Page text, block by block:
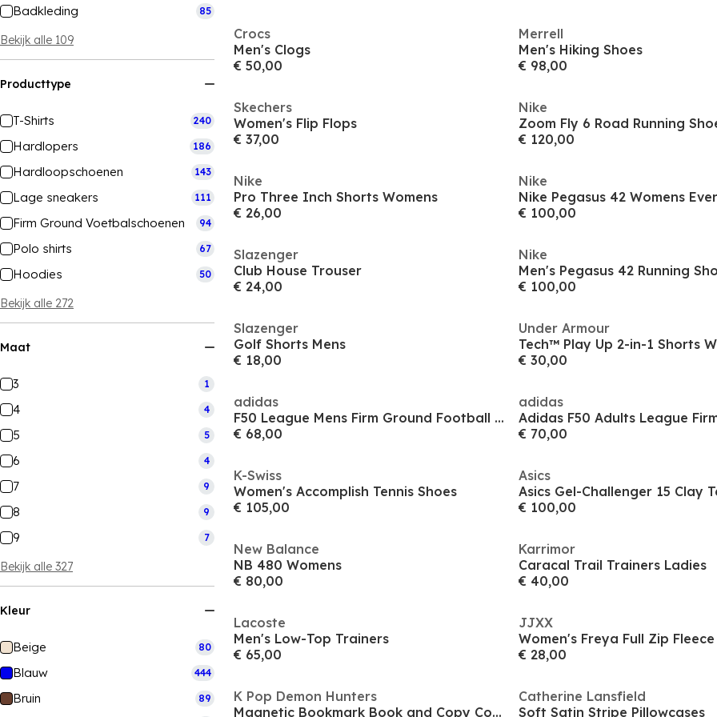
Badkleding 85
Bekijk alle 109
Producttype
T-Shirts 240
Hardlopers 186
Hardloopschoenen 143
Lage sneakers 111
Firm Ground Voetbalschoenen 94
Polo shirts 67
Hoodies 50
Bekijk alle 272
Maat
3 1
4 4
5 5
6 4
7 9
8 9
9 7
Bekijk alle 327
Kleur
Beige 80
Blauw 444
Bruin 89
Crocs
Men's Clogs
€ 50,00
Merrell
Men's Hiking Shoes
€ 98,00
Skechers
Women's Flip Flops
€ 37,00
Nike
Zoom Fly 6 Road Running
€ 120,00
Nike
Pro Three Inch Shorts Womens
€ 26,00
Nike
€ 100,00
Slazenger
Club House Trouser
€ 24,00
Nike
Men's Pegasus 42 Running
€ 100,00
Slazenger
Golf Shorts Mens
€ 18,00
Under Armour
Tech™ Play Up 2-in-1 Shorts
€ 30,00
adidas
F50 League Mens Firm Ground Football Boots
€ 68,00
adidas
€ 70,00
K-Swiss
Women's Accomplish Tennis Shoes
€ 105,00
Asics
€ 100,00
New Balance
NB 480 Womens
€ 80,00
Karrimor
Caracal Trail Trainers Ladies
€ 40,00
Lacoste
Men's Low-Top Trainers
€ 65,00
JJXX
Women's Freya Full Zip
€ 28,00
K Pop Demon Hunters
Magnetic Bookmark Book and Copy Covers
Catherine Lansfield
Soft Satin Stripe Pillowcases